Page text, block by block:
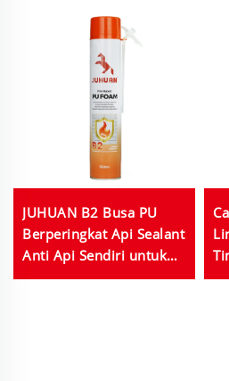
JUHUAN B2 Busa PU
Berperingkat Api Sealant
Anti Api Sendiri untuk
Celah dan Sambungan